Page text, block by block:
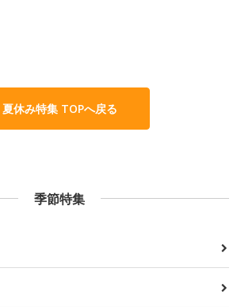
夏休み特集 TOPへ戻る
季節特集